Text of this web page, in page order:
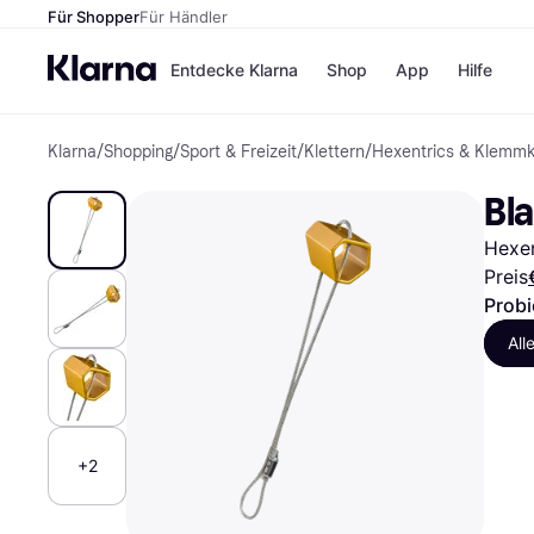
Für ShopperFür Händler
Entdecke Klarna
Zahlungsmethoden
Bezahle in 3
Teilzahlungen
Bezahle in bis zu 30
Shop
Shops
H&M
Temu
Alle Shops
App Hilfe
Klarna/Shopping/Sport & Freizeit/Klettern/Hexentrics &
+2
Preis
Alle